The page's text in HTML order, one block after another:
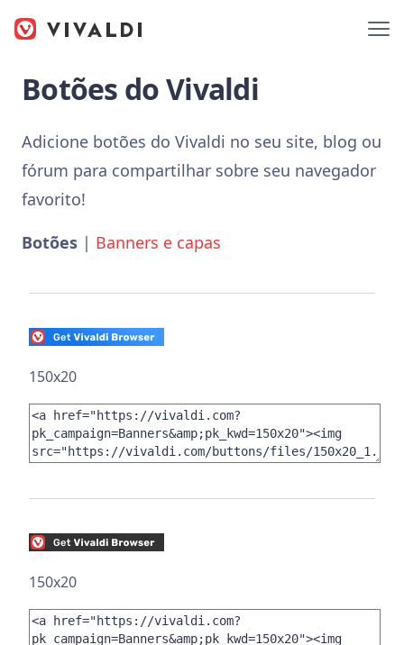
Botões do Vivaldi
Adicione botões do Vivaldi no seu site, blog ou
fórum para compartilhar sobre seu navegador
favorito!
Botões | Banners e capas
150x20
150x20